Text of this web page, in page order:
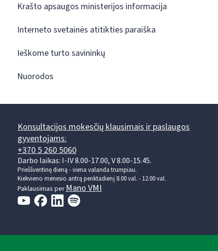
Krašto apsaugos ministerijos informacija
Interneto svetainės atitikties paraiška
Ieškome turto savininkų
Nuorodos
Konsultacijos mokesčių klausimais ir paslaugos
gyventojams:
+370 5 260 5060
Darbo laikas: I-IV 8.00-17.00, V 8.00-15.45.
Prieššventinę dieną - viena valanda trumpiau.
Kiekvieno mėnesio antrą penktadienį 8.00 val. - 12.00 val.
Paklausimas perMano VMI